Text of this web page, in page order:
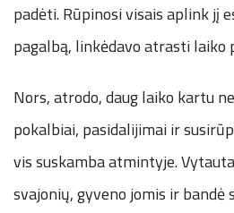
padėti. Rūpinosi visais aplink jį
pagalbą, linkėdavo atrasti laiko
Nors, atrodo, daug laiko kartu
pokalbiai, pasidalijimai ir
vis suskamba atmintyje.
svajonių, gyveno jomis ir